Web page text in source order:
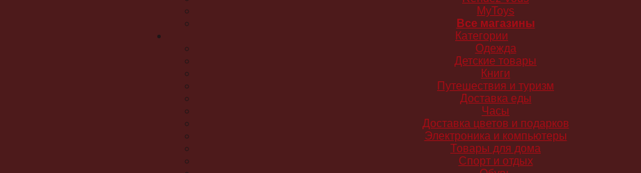
MyToys
Все магазины
Категории
Одежда
Детские товары
Книги
Путешествия и туризм
Доставка еды
Часы
Доставка цветов и подарков
Электроника и компьютеры
Товары для дома
Спорт и отдых